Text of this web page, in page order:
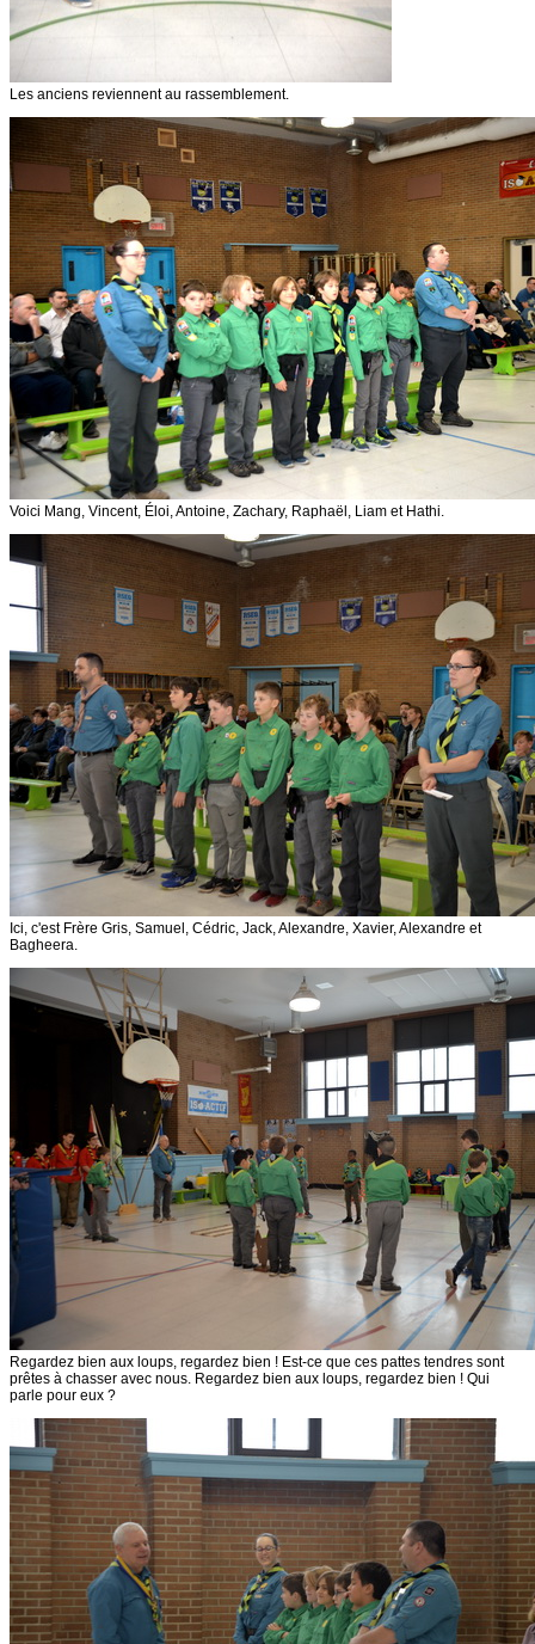
Les anciens reviennent au rassemblement.
Voici Mang, Vincent, Éloi, Antoine, Zachary, Raphaël, Liam et Hathi.
Ici, c'est Frère Gris, Samuel, Cédric, Jack, Alexandre, Xavier, Alexandre et
Bagheera.
Regardez bien aux loups, regardez bien ! Est-ce que ces pattes tendres sont
prêtes à chasser avec nous. Regardez bien aux loups, regardez bien ! Qui
parle pour eux ?